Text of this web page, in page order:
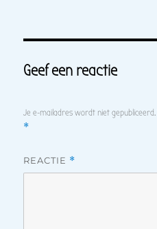
Geef een reactie
Je e-mailadres wordt niet gepubliceerd.
*
REACTIE *